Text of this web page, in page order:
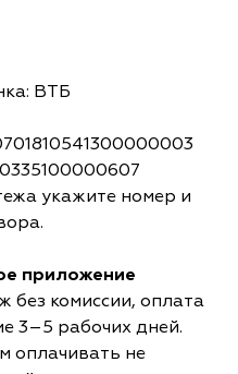
ВТБ
укажите номер и
приложение
без комиссии, оплата
3–5 рабочих дней.
оплачивать не